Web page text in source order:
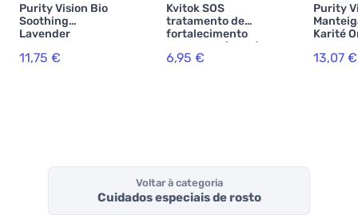
Purity Vision Bio
Soothing
Lavender
Hyaluronic
Serum 50 ml
11,75 €
Kvitok SOS
tratamento de
fortalecimento
das unhas (10 ml)
- promove o
6,95 €
Purity
Karité
13,07 €
Voltar à categoria
Cuidados especiais de rosto